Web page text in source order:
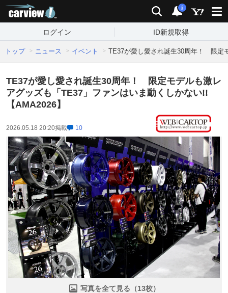
検索 通知
i
ログイン ID新規取得
トップ ニュース イベント TE37が愛し愛され誕生30周年！ 限定
TE37が愛し愛され誕生30周年！ 限定モデルも激レ
アグッズも「TE37」ファンはいま動くしかない!!
【AMA2026】
2026.05.18 20:20掲載 10
写真を全て見る（13枚）